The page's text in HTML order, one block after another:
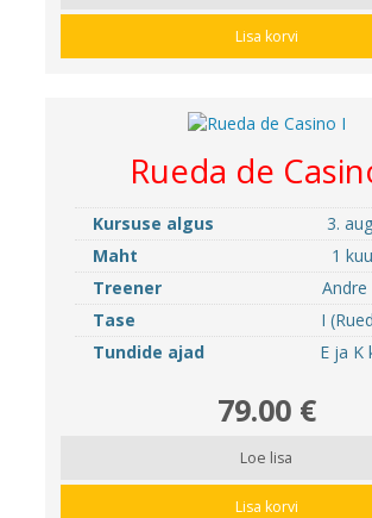
Lisa korvi
Rueda de
Kursuse algus
3.
Maht
1
Treener
Tase
I
Tundide ajad
E ja K
79.00 €
Loe lisa
Lisa korvi